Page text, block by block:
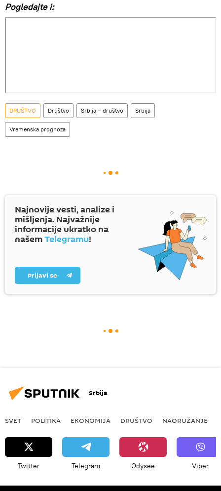
Pogledajte i:
DRUŠTVO Društvo Srbija – društvo Srbija
Vremenska prognoza
Najnovije vesti, analize i
mišljenja. Najvažnije
informacije ukratko na
našemTelegramu!
Prijavi se
Srbija
SVET POLITIKA EKONOMIJA DRUŠTVO NAORUŽANJE
Twitter Telegram Odysee Viber